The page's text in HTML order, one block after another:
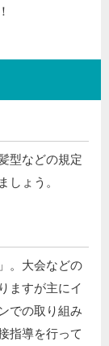
型などの規定
しょう。
。大会などの
ますが主にイ
での取り組み
指導を行って